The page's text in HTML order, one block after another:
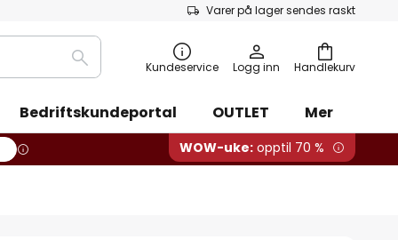
Varer på lager sendes raskt
Handlekurv
Søk Kundeservice Logg inn
Bedriftskundeportal OUTLET Mer
WOW-uke: opptil 70 %